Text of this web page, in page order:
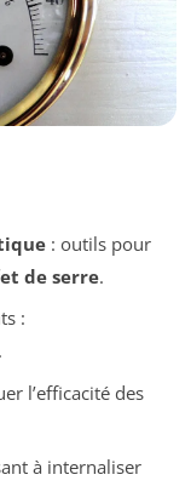
: outils pour
de serre.
:
l’efficacité des
à internaliser